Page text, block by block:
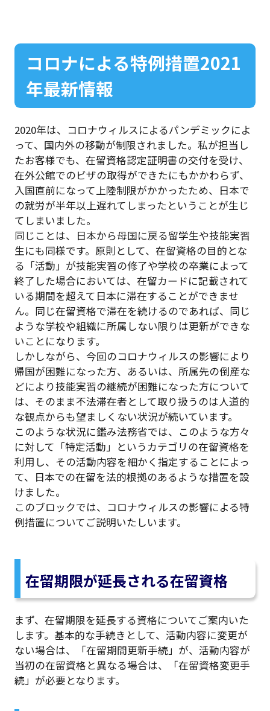
コロナによる特例措置2021
年最新情報
2020年は、コロナウィルスによるパンデミックによ
って、国内外の移動が制限されました。私が担当し
たお客様でも、在留資格認定証明書の交付を受け、
在外公館でのビザの取得ができたにもかかわらず、
入国直前になって上陸制限がかかったため、日本で
の就労が半年以上遅れてしまったということが生じ
てしまいました。
同じことは、日本から母国に戻る留学生や技能実習
生にも同様です。原則として、在留資格の目的とな
る「活動」が技能実習の修了や学校の卒業によって
終了した場合においては、在留カードに記載されて
いる期間を超えて日本に滞在することができませ
ん。同じ在留資格で滞在を続けるのであれば、同じ
ような学校や組織に所属しない限りは更新ができな
いことになります。
しかしながら、今回のコロナウィルスの影響により
帰国が困難になった方、あるいは、所属先の倒産な
どにより技能実習の継続が困難になった方について
は、そのまま不法滞在者として取り扱うのは人道的
な観点からも望ましくない状況が続いています。
このような状況に鑑み法務省では、このような方々
に対して「特定活動」というカテゴリの在留資格を
利用し、その活動内容を細かく指定することによっ
て、日本での在留を法的根拠のあるような措置を設
けました。
このブロックでは、コロナウィルスの影響による特
例措置についてご説明いたしいます。
在留期限が延長される在留資格
まず、在留期限を延長する資格についてご案内いた
します。基本的な手続きとして、活動内容に変更が
ない場合は、「在留期間更新手続」が、活動内容が
当初の在留資格と異なる場合は、「在留資格変更手
続」が必要となります。